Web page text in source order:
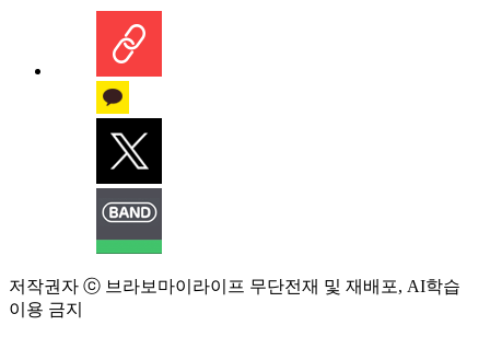
저작권자 ⓒ 브라보마이라이프 무단전재 및 재배포, AI학습
이용 금지